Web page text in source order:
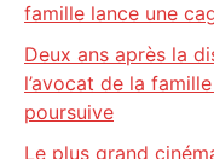
famille lance une
Deux ans après la
l’avocat de la
poursuive
Le plus grand